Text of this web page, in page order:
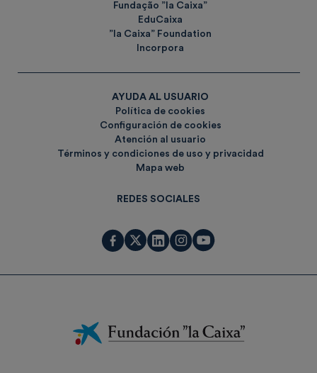
Fundação ”la Caixa”
EduCaixa
”la Caixa” Foundation
Incorpora
AYUDA AL USUARIO
Política de cookies
Configuración de cookies
Atención al usuario
Términos y condiciones de uso y privacidad
Mapa web
REDES SOCIALES
Fundación
La